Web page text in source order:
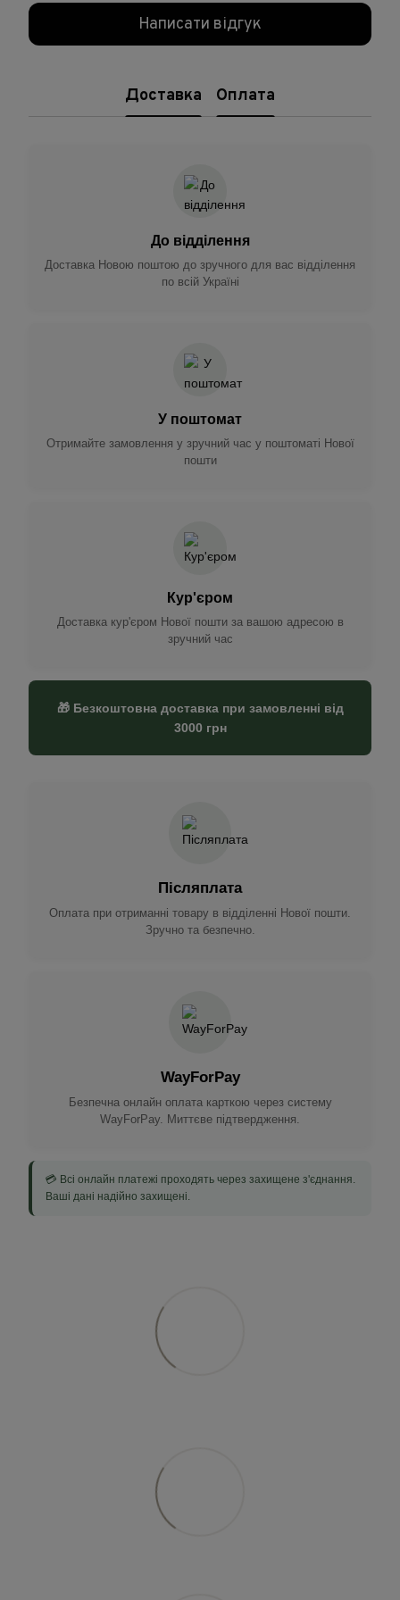
Написати відгук
Доставка Оплата
До відділення
Доставка Новою поштою до зручного для вас відділення
по всій Україні
У поштомат
Отримайте замовлення у зручний час у поштоматі Нової
пошти
Кур'єром
Доставка кур'єром Нової пошти за вашою адресою в
зручний час
🎁 Безкоштовна доставка при замовленні від
3000 грн
Післяплата
Оплата при отриманні товару в відділенні Нової пошти.
Зручно та безпечно.
WayForPay
Безпечна онлайн оплата карткою через систему
WayForPay. Миттєве підтвердження.
💳 Всі онлайн платежі проходять через захищене з'єднання.
Ваші дані надійно захищені.